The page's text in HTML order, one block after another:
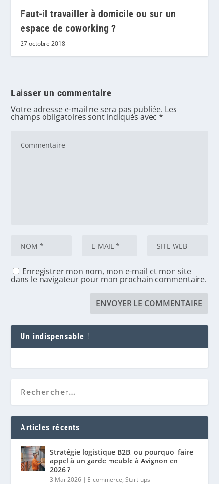
Faut-il travailler à domicile ou sur un
espace de coworking ?
27 octobre 2018
Laisser un commentaire
Votre adresse e-mail ne sera pas publiée. Les
champs obligatoires sont indiqués avec*
Enregistrer mon nom, mon e-mail et mon site
dans le navigateur pour mon prochain commentaire.
Un indispensable !
Articles récents
Stratégie logistique B2B, ou pourquoi faire
appel à un garde meuble à Avignon en
2026 ?
3 Mar 2026 | E-commerce,Start-ups